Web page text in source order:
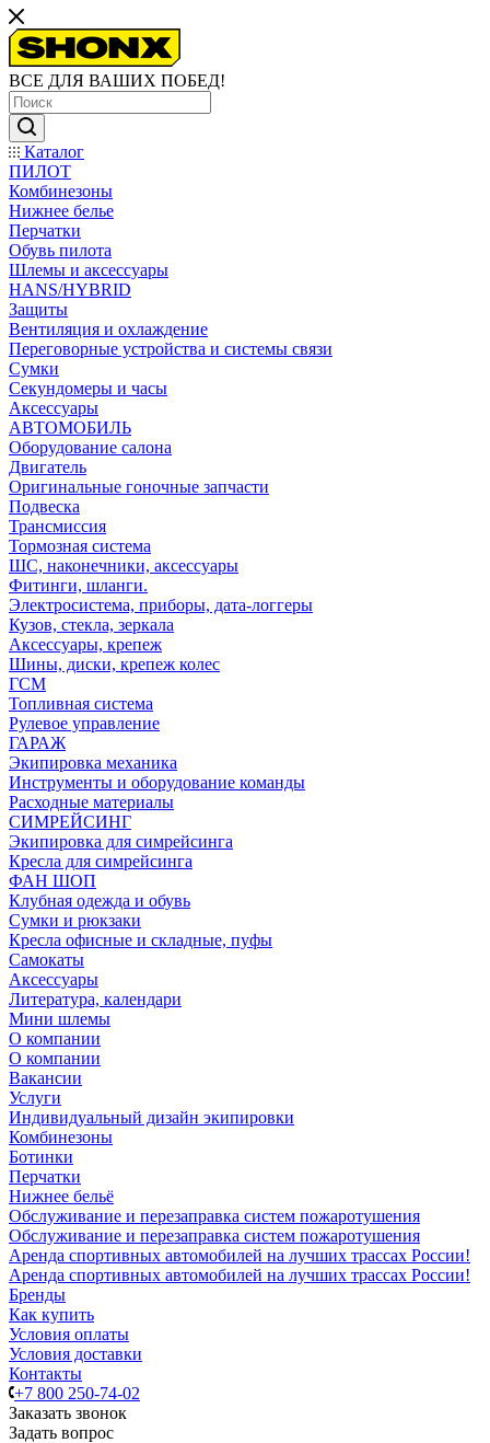
ВСЕ ДЛЯ ВАШИХ ПОБЕД!
Каталог
ПИЛОТ
Комбинезоны
Нижнее белье
Перчатки
Обувь пилота
Шлемы и аксессуары
HANS/HYBRID
Защиты
Вентиляция и охлаждение
Переговорные устройства и системы связи
Сумки
Секундомеры и часы
Аксессуары
АВТОМОБИЛЬ
Оборудование салона
Двигатель
Оригинальные гоночные запчасти
Подвеска
Трансмиссия
Тормозная система
ШС, наконечники, аксессуары
Фитинги, шланги.
Электросистема, приборы, дата-логгеры
Кузов, стекла, зеркала
Аксессуары, крепеж
Шины, диски, крепеж колес
ГСМ
Топливная система
Рулевое управление
ГАРАЖ
Экипировка механика
Инструменты и оборудование команды
Расходные материалы
СИМРЕЙСИНГ
Экипировка для симрейсинга
Кресла для симрейсинга
ФАН ШОП
Клубная одежда и обувь
Сумки и рюкзаки
Кресла офисные и складные, пуфы
Самокаты
Аксессуары
Литература, календари
Мини шлемы
О компании
О компании
Вакансии
Услуги
Индивидуальный дизайн экипировки
Комбинезоны
Ботинки
Перчатки
Нижнее бельё
Обслуживание и перезаправка систем пожаротушения
Обслуживание и перезаправка систем пожаротушения
Аренда спортивных автомобилей на лучших трассах России!
Аренда спортивных автомобилей на лучших трассах России!
Бренды
Как купить
Условия оплаты
Условия доставки
Контакты
+7 800 250-74-02
Заказать звонок
Задать вопрос